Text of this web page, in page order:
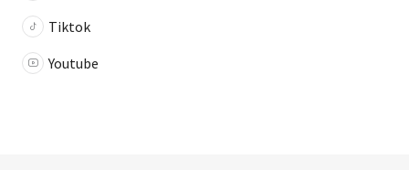
Tiktok
Youtube